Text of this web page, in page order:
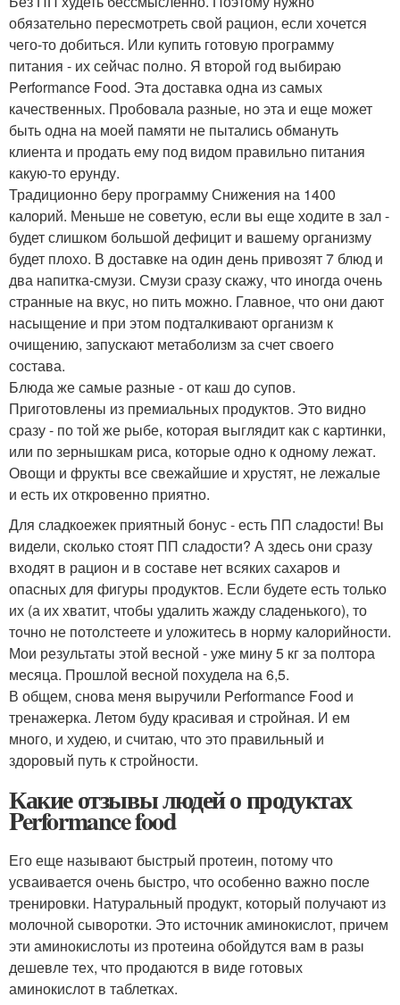
обязательно пересмотреть свой рацион, если хочется
чего-то добиться. Или купить готовую программу
питания - их сейчас полно. Я второй год выбираю
Performance Food. Эта доставка одна из самых
качественных. Пробовала разные, но эта и еще может
быть одна на моей памяти не пытались обмануть
клиента и продать ему под видом правильно питания
какую-то ерунду.
Традиционно беру программу Снижения на 1400
калорий. Меньше не советую, если вы еще ходите в зал -
будет слишком большой дефицит и вашему организму
будет плохо. В доставке на один день привозят 7 блюд и
два напитка-смузи. Смузи сразу скажу, что иногда очень
странные на вкус, но пить можно. Главное, что они дают
насыщение и при этом подталкивают организм к
очищению, запускают метаболизм за счет своего
состава.
Блюда же самые разные - от каш до супов.
Приготовлены из премиальных продуктов. Это видно
сразу - по той же рыбе, которая выглядит как с картинки,
или по зернышкам риса, которые одно к одному лежат.
Овощи и фрукты все свежайшие и хрустят, не лежалые
и есть их откровенно приятно.
Для сладкоежек приятный бонус - есть ПП сладости! Вы
видели, сколько стоят ПП сладости? А здесь они сразу
входят в рацион и в составе нет всяких сахаров и
опасных для фигуры продуктов. Если будете есть только
их (а их хватит, чтобы удалить жажду сладенького), то
точно не потолстеете и уложитесь в норму калорийности.
Мои результаты этой весной - уже мину 5 кг за полтора
месяца. Прошлой весной похудела на 6,5.
В общем, снова меня выручили Performance Food и
тренажерка. Летом буду красивая и стройная. И ем
много, и худею, и считаю, что это правильный и
здоровый путь к стройности.
Какие отзывы людей о продуктах
Performance food
Его еще называют быстрый протеин, потому что
усваивается очень быстро, что особенно важно после
тренировки. Натуральный продукт, который получают из
молочной сыворотки. Это источник аминокислот, причем
эти аминокислоты из протеина обойдутся вам в разы
дешевле тех, что продаются в виде готовых
аминокислот в таблетках.